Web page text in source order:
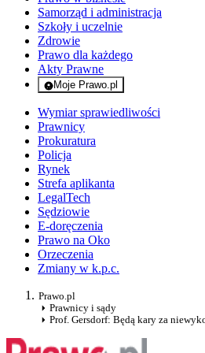
Samorząd i administracja
Szkoły i uczelnie
Zdrowie
Prawo dla każdego
Akty Prawne
Moje Prawo.pl
- rejestracja i logowanie do
Wymiar sprawiedliwości
Prawnicy
Prokuratura
Policja
Rynek
Strefa aplikanta
LegalTech
Sędziowie
E-doręczenia
Prawo na Oko
Orzeczenia
Zmiany w k.p.c.
Prawo.pl
Prawnicy i sądy
Prof. Gersdorf: Będą kary za